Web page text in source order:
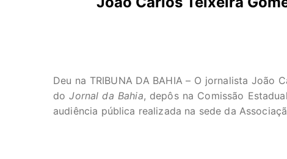
Deu na TRIBUNA DA BAHIA – O jornalista
doJornal da Bahia, depôs na Comissão
audiência pública realizada na sede da